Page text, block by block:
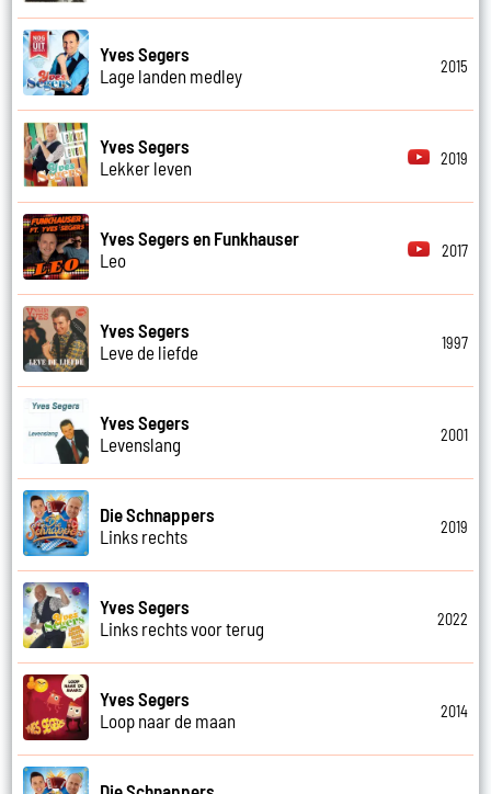
Yves Segers
Lage landen medley
2015
Yves Segers
Lekker leven
2019
Yves Segers en Funkhauser
Leo
2017
Yves Segers
Leve de liefde
1997
Yves Segers
Levenslang
2001
Die Schnappers
Links rechts
2019
Yves Segers
Links rechts voor terug
2022
Yves Segers
Loop naar de maan
2014